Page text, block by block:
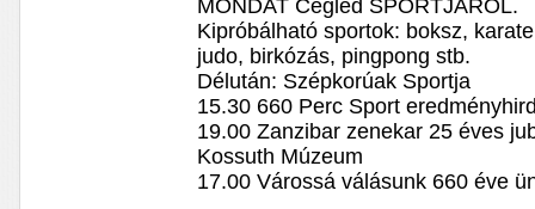
MONDAT Cegléd SPORTJÁRÓL.
Kipróbálható sportok: boksz,
judo, birkózás, pingpong stb.
Délután: Szépkorúak Sportja
15.30 660 Perc Sport
19.00 Zanzibar zenekar 25 éves
Kossuth Múzeum
17.00 Várossá válásunk 660 éve